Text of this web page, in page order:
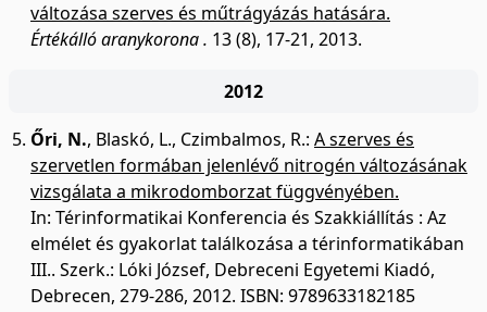
változása szerves és műtrágyázás hatására.
Értékálló aranykorona . 13 (8), 17-21, 2013.
2012
Őri, N., Blaskó, L., Czimbalmos, R.: A szerves és
szervetlen formában jelenlévő nitrogén változásának
vizsgálata a mikrodomborzat függvényében.
In: Térinformatikai Konferencia és Szakkiállítás : Az
elmélet és gyakorlat találkozása a térinformatikában
III.. Szerk.: Lóki József, Debreceni Egyetemi Kiadó,
Debrecen, 279-286, 2012. ISBN: 9789633182185